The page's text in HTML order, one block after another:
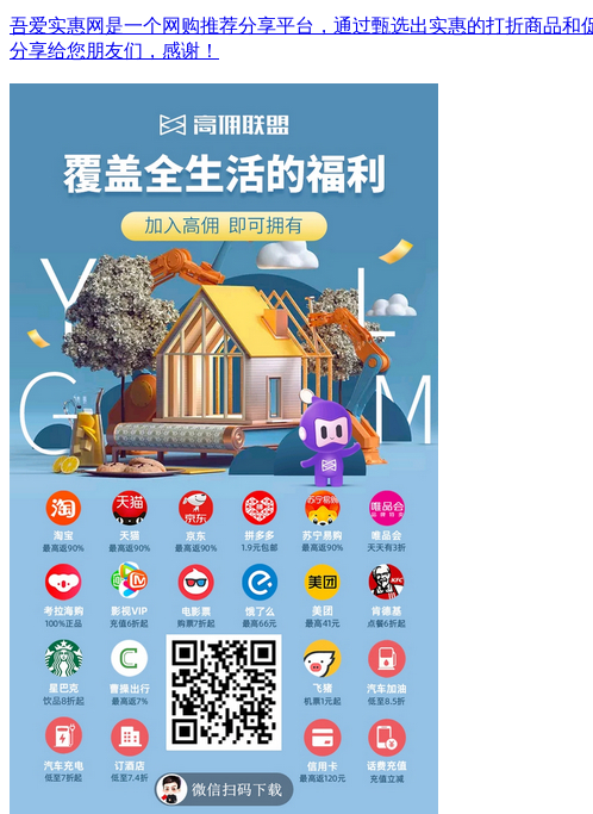
吾爱实惠网是一个网购推荐分享平台，通过甄选出实惠的打折商品
分享给您朋友们，感谢！